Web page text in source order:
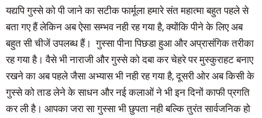
यद्यपि गुस्से को पी जाने का सटीक फार्मूला हमारे संत महात्मा बहुत पहले से
बता गए हैं लेकिन अब ऐसा सम्भव नही रह गया है, क्योंकि पीने के लिए अब
बहुत सी चीजें उपलब्ध हैं। गुस्सा पीना पिछडा हुआ और अप्रासंगिक तरीका
रह गया है। वैसे भी नाराजी और गुस्से को दबा कर चेहरे पर मुस्कुराहट बनाए
रखने का अब पहले जैसा अभ्यास भी नही रह गया है, दूसरी ओर अब किसी के
गुस्से को ताड लेने के साधन और नई कलाओं ने भी इन दिनों काफी प्रगति
कर ली है। आपका जरा सा गुस्सा भी छुपता नही बल्कि तुरंत सार्वजनिक हो